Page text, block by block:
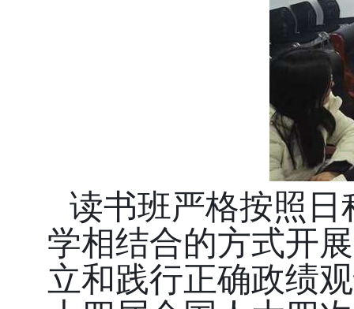
读书班严格按照
学相结合的方式开
立和践行正确政绩